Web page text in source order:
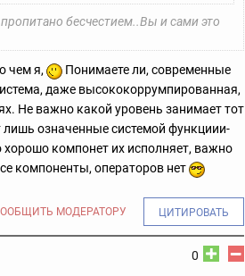
бесчестием..Вы и сами это
чем я,
Понимаете ли, современные
даже высококоррумпированная,
Не важно какой уровень занимает тот
лишь означенные системой функциии-
хорошо компонет их исполняет, важно
компоненты, операторов нет
МОДЕРАТОРУ ЦИТИРОВАТЬ
0